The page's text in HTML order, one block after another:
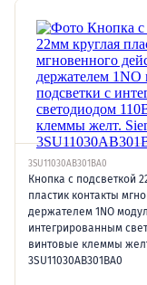
3SU11030AB301BA0
Кнопка с подсветкой
пластик контакты
держателем 1NO
интегрированным
винтовые клеммы
3SU11030AB301BA0